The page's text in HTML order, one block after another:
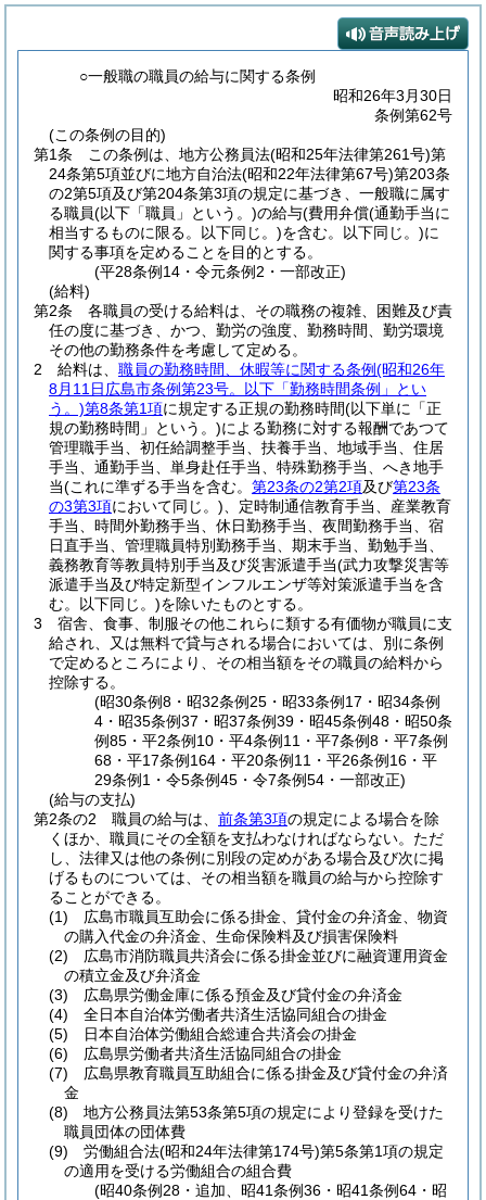
○一般職の職員の給与に関する条例
昭和26年3月30日
条例第62号
(この条例の目的)
第1条
この条例は、地方公務員法(昭和25年法律第261号)第
24条第5項並びに地方自治法(昭和22年法律第67号)第203条
の2第5項及び第204条第3項の規定に基づき、一般職に属す
る職員(以下「職員」という。)の給与(費用弁償(通勤手当に
相当するものに限る。以下同じ。)を含む。以下同じ。)に
関する事項を定めることを目的とする。
(平28条例14・令元条例2・一部改正)
(給料)
第2条
各職員の受ける給料は、その職務の複雑、困難及び責
任の度に基づき、かつ、勤労の強度、勤務時間、勤労環境
その他の勤務条件を考慮して定める。
2
給料は、 職員の勤務時間、休暇等に関する条例(昭和26年
8月11日広島市条例第23号。以下「勤務時間条例」とい
う。)第8条第1項に規定する正規の勤務時間(以下単に「正
規の勤務時間」という。)による勤務に対する報酬であつて
管理職手当、初任給調整手当、扶養手当、地域手当、住居
手当、通勤手当、単身赴任手当、特殊勤務手当、へき地手
当(これに準ずる手当を含む。 第23条の2第2項及び第23条
の3第3項において同じ。) 、定時制通信教育手当、産業教育
手当、時間外勤務手当、休日勤務手当、夜間勤務手当、宿
日直手当、管理職員特別勤務手当、期末手当、勤勉手当、
義務教育等教員特別手当及び災害派遣手当(武力攻撃災害等
派遣手当及び特定新型インフルエンザ等対策派遣手当を含
む。以下同じ。)を除いたものとする。
3
宿舎、食事、制服その他これらに類する有価物が職員に支
給され、又は無料で貸与される場合においては、別に条例
で定めるところにより、その相当額をその職員の給料から
控除する。
(昭30条例8・昭32条例25・昭33条例17・昭34条例
4・昭35条例37・昭37条例39・昭45条例48・昭50条
例85・平2条例10・平4条例11・平7条例8・平7条例
68・平17条例164・平20条例11・平26条例16・平
29条例1・令5条例45・令7条例54・一部改正)
(給与の支払)
第2条の2
職員の給与は、 前条第3項の規定による場合を除
くほか、職員にその全額を支払わなければならない。 ただ
し、法律又は他の条例に別段の定めがある場合及び次に掲
げるものについては、その相当額を職員の給与から控除す
ることができる。
(1)
広島市職員互助会に係る掛金、貸付金の弁済金、物資
の購入代金の弁済金、生命保険料及び損害保険料
(2)
広島市消防職員共済会に係る掛金並びに融資運用資金
の積立金及び弁済金
(3)
広島県労働金庫に係る預金及び貸付金の弁済金
(4)
全日本自治体労働者共済生活協同組合の掛金
(5)
日本自治体労働組合総連合共済会の掛金
(6)
広島県労働者共済生活協同組合の掛金
(7)
広島県教育職員互助組合に係る掛金及び貸付金の弁済
金
(8)
地方公務員法第53条第5項の規定により登録を受けた
職員団体の団体費
(9)
労働組合法(昭和24年法律第174号)第5条第1項の規定
の適用を受ける労働組合の組合費
(昭40条例28・追加、昭41条例36・昭41条例64・昭